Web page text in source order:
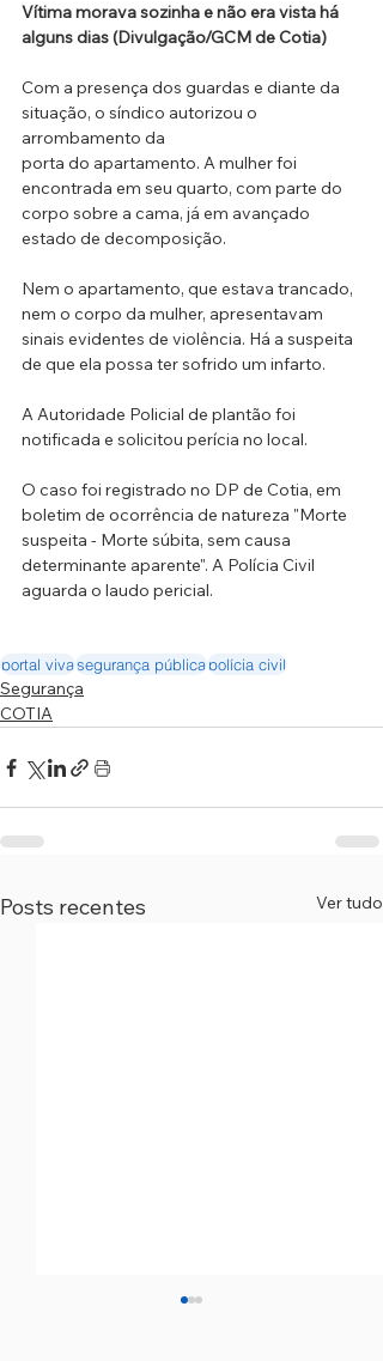
Vítima morava sozinha e não era vista há
alguns dias (Divulgação/GCM de Cotia)
Com a presença dos guardas e diante da
situação, o síndico autorizou o
arrombamento da
porta do apartamento. A mulher foi
encontrada em seu quarto, com parte do
corpo sobre a cama, já em avançado
estado de decomposição.
Nem o apartamento, que estava trancado,
nem o corpo da mulher, apresentavam
sinais evidentes de violência. Há a suspeita
de que ela possa ter sofrido um infarto.
A Autoridade Policial de plantão foi
notificada e solicitou perícia no local.
O caso foi registrado no DP de Cotia, em
boletim de ocorrência de natureza "Morte
suspeita - Morte súbita, sem causa
determinante aparente". A Polícia Civil
aguarda o laudo pericial.
portal vivasegurança públicapolícia civil
Segurança
COTIA
Posts recentes Ver tudo